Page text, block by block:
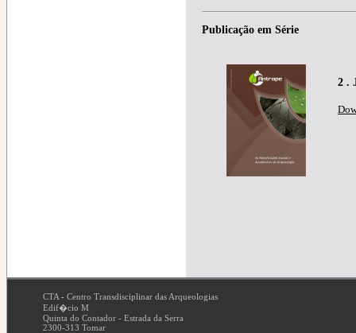
Publicação em Série
2 .
CTA - Centro Transdisciplinar das Arqueologias
Edif�cio M
Quinta do Contador - Estrada da Serra
2300-313 Tomar